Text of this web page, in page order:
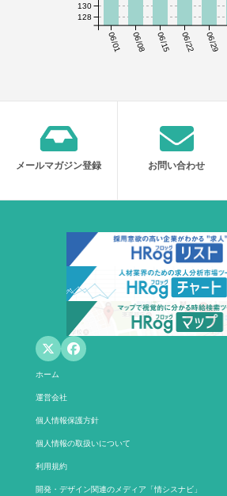
06/01 06/08 06/15 06/22 06/29
128
130
メールマガジン登録 お問い合わせ
ホーム
運営会社
個人情報保護方針
個人情報の取扱いについて
利用規約
開発・デザイン関連のメディア「情シスナビ」